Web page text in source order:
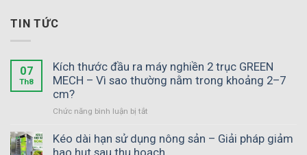
TIN TỨC
07
Th8
Kích thước đầu ra máy nghiền 2 trục GREEN
MECH – Vì sao thường nằm trong khoảng 2–7
cm?
Chức năng bình luận bị tắt
thước
đầu
Kéo dài hạn sử dụng nông sản – Giải pháp giảm